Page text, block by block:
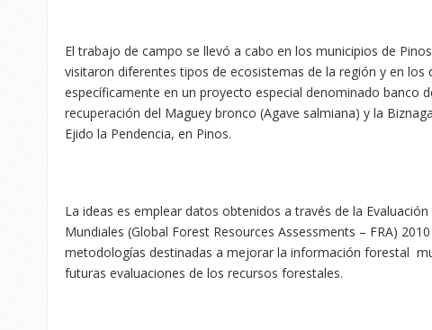
El trabajo de campo se llevó a cabo en los municipios de
visitaron diferentes tipos de ecosistemas de la región y en los
específicamente en un proyecto especial denominado banco
recuperación del Maguey bronco (Agave salmiana) y la
Ejido la Pendencia, en Pinos.
La ideas es emplear datos obtenidos a través de la
Mundiales (Global Forest Resources Assessments – FRA)
metodologías destinadas a mejorar la información forestal
futuras evaluaciones de los recursos forestales.